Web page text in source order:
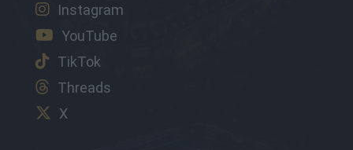
Instagram
YouTube
TikTok
Threads
X